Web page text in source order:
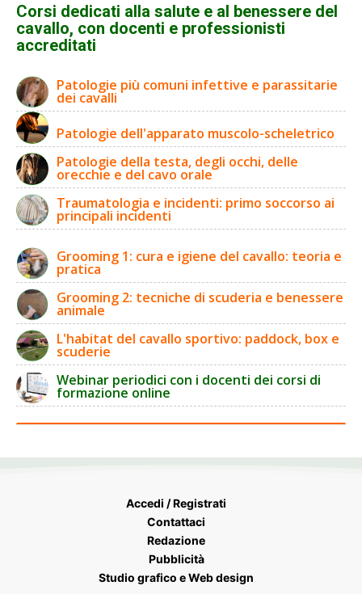
Corsi dedicati alla salute e al benessere del
cavallo, con docenti e professionisti
accreditati
Patologie più comuni infettive e parassitarie
dei cavalli
Patologie dell'apparato muscolo-scheletrico
Patologie della testa, degli occhi, delle
orecchie e del cavo orale
Traumatologia e incidenti: primo soccorso ai
principali incidenti
Grooming 1: cura e igiene del cavallo: teoria e
pratica
Grooming 2: tecniche di scuderia e benessere
animale
L'habitat del cavallo sportivo: paddock, box e
scuderie
Webinar periodici con i docenti dei corsi di
formazione online
Accedi / Registrati
Contattaci
Redazione
Pubblicità
Studio grafico e Web design